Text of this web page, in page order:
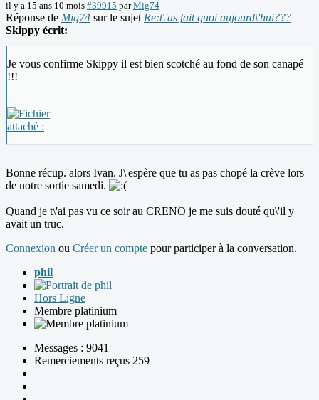
il y a 15 ans 10 mois #39915 parMig74
Réponse de Mig74 sur le sujet Re:t\'as fait quoi aujourd\'hui???
Skippy écrit:
Je vous confirme Skippy il est bien scotché au fond de son canapé
!!!
Bonne récup. alors Ivan. J\'espère que tu as pas chopé la crève lors
de notre sortie samedi.
Quand je t\'ai pas vu ce soir au CRENO je me suis douté qu\'il y
avait un truc.
Connexion ou Créer un compte pour participer à la conversation.
phil
Hors Ligne
Membre platinium
Messages : 9041
Remerciements reçus 259